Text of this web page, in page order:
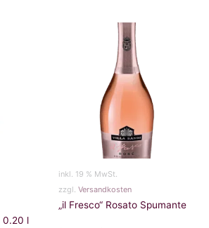
0.20 l
inkl. 19 % MwSt.
zzgl. Versandkosten
„il Fresco“ Rosato Spumante